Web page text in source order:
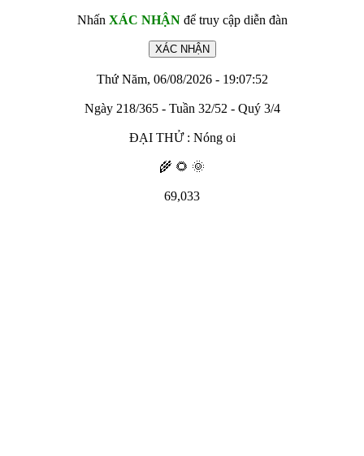
Nhấn XÁC NHẬNđể truy cập diễn đàn
Thứ Năm, 06/08/2026 - 19:07:52
Ngày 218/365 - Tuần 32/52 - Quý 3/4
ĐẠI THỬ : Nóng oi
🌾 🌻 🌞
69,033